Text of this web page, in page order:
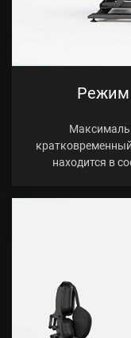
Режим
находится в